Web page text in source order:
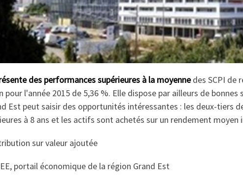
des performances supérieures à la moyennedes SCPI de
pour l'année 2015 de 5,36 %. Elle dispose par ailleurs de
Est peut saisir des opportunités intéressantes : les deux-tiers
à 8 ans et les actifs sont achetés sur un rendement moyen
sur valeur ajoutée
portail économique de la région Grand Est